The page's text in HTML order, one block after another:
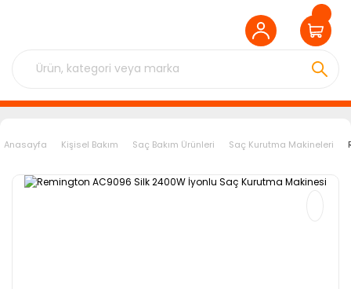
Anasayfa Kişisel Bakım Saç Bakım Ürünleri Saç Kurutma Makineleri